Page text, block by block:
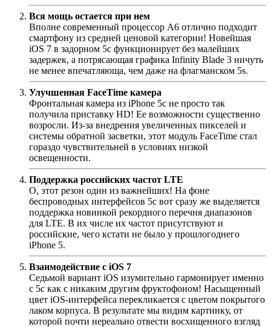
Вся мощь остается при нем
Вполне современный процессор А6 отлично подходит
смартфону из средней ценовой категории! Новейшая
iOS 7 в задорном 5c функционирует без малейших
задержек, а потрясающая графика Infinity Blade 3 ничуть
не менее впечатляюща, чем даже на флагманском 5s.
Улучшенная FaceTime камера
Фронтальная камера из iPhone 5c не просто так
получила приставку HD! Ее возможности существенно
возросли. Из-за внедрения увеличенных пикселей и
системы обратной засветки, этот модуль FaceTime стал
гораздо чувствительней в условиях низкой
освещенности.
Поддержка российских частот LTE
О, этот резон один из важнейших! На фоне
беспроводных интерфейсов 5с вот сразу же выделяется
поддержка новинкой рекордного перечня диапазонов
для LTE. В их числе их частот присутствуют и
российские, чего кстати не было у прошлогоднего
iPhone 5.
Взаимодействие с iOS 7
Седьмой вариант iOS изумительно гармонирует именно
с 5с как с никаким другим фруктофоном! Насыщенный
цвет iOS-интерфейса перекликается с цветом покрытого
лаком корпуса. В результате мы видим картинку, от
которой почти нереально отвести восхищенного взгляд